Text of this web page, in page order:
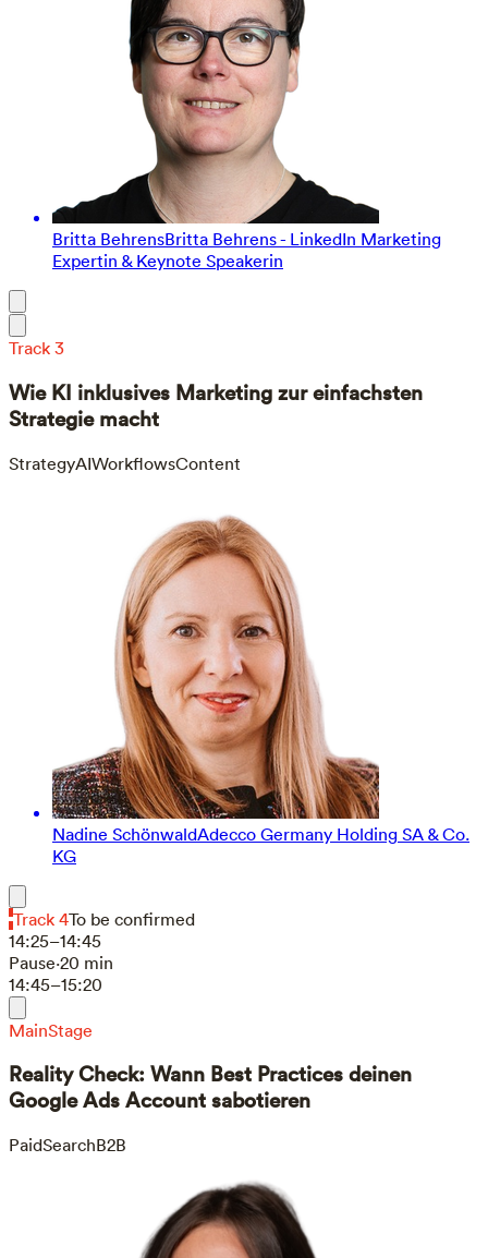
Britta BehrensBritta Behrens - LinkedIn Marketing
Expertin & Keynote Speakerin
Track 3
Wie KI inklusives Marketing zur einfachsten
Strategie macht
StrategyAIWorkflowsContent
Nadine SchönwaldAdecco Germany Holding SA & Co.
KG
Track 4To be confirmed
14:25–14:45
Pause·20 min
14:45–15:20
MainStage
Reality Check: Wann Best Practices deinen
Google Ads Account sabotieren
PaidSearchB2B